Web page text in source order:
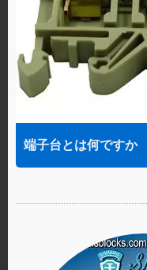
端子台とは何ですか